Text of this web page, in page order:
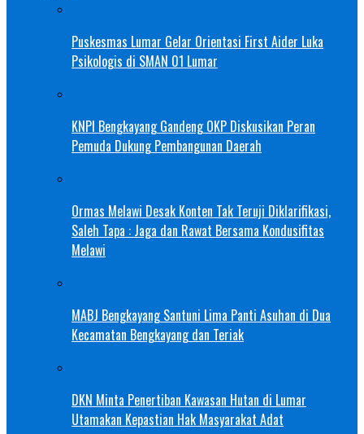
Puskesmas Lumar Gelar Orientasi First Aider Luka
Psikologis di SMAN 01 Lumar
KNPI Bengkayang Gandeng OKP Diskusikan Peran
Pemuda Dukung Pembangunan Daerah
Ormas Melawi Desak Konten Tak Teruji Diklarifikasi,
Saleh Tapa : Jaga dan Rawat Bersama Kondusifitas
Melawi
MABJ Bengkayang Santuni Lima Panti Asuhan di Dua
Kecamatan Bengkayang dan Teriak
DKN Minta Penertiban Kawasan Hutan di Lumar
Utamakan Kepastian Hak Masyarakat Adat